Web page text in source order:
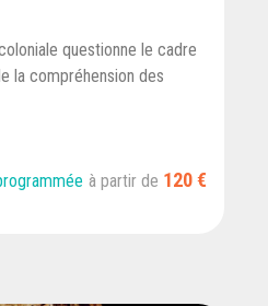
questionne le cadre
la compréhension des
à partir de 120 €